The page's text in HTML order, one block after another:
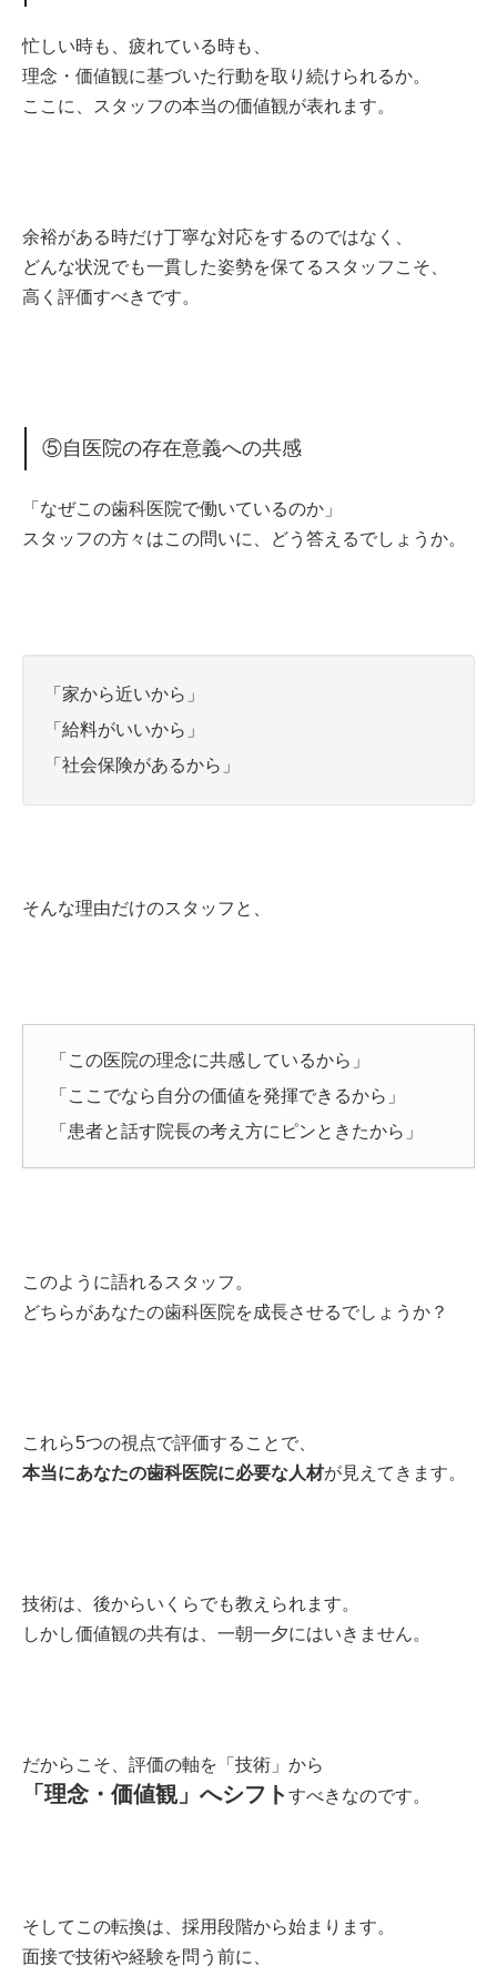
忙しい時も、疲れている時も、
理念・価値観に基づいた行動を取り続けられるか。
ここに、スタッフの本当の価値観が表れます。
余裕がある時だけ丁寧な対応をするのではなく、
どんな状況でも一貫した姿勢を保てるスタッフこそ、
高く評価すべきです。
⑤自医院の存在意義への共感
「なぜこの歯科医院で働いているのか」
スタッフの方々はこの問いに、どう答えるでしょうか。
「家から近いから」
「給料がいいから」
「社会保険があるから」
そんな理由だけのスタッフと、
「この医院の理念に共感しているから」
「ここでなら自分の価値を発揮できるから」
「患者と話す院長の考え方にピンときたから」
このように語れるスタッフ。
どちらがあなたの歯科医院を成長させるでしょうか？
これら5つの視点で評価することで、
本当にあなたの歯科医院に必要な人材が見えてきます。
技術は、後からいくらでも教えられます。
しかし価値観の共有は、一朝一夕にはいきません。
だからこそ、評価の軸を「技術」から
「理念・価値観」へシフト すべきなのです。
そしてこの転換は、採用段階から始まります。
面接で技術や経験を問う前に、